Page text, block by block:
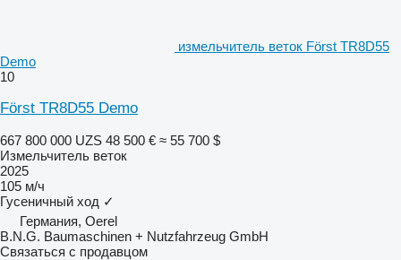
измельчитель веток Först TR8D55
Demo
10
Först TR8D55 Demo
667 800 000 UZS 48 500 € ≈ 55 700 $
Измельчитель веток
2025
105 м/ч
Гусеничный ход ✓
Германия, Oerel
B.N.G. Baumaschinen + Nutzfahrzeug GmbH
Связаться с продавцом